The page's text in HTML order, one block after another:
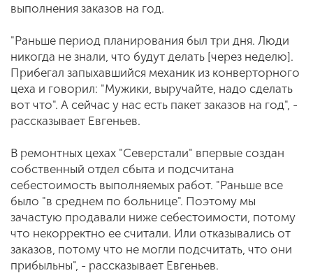
выполнения заказов на год.
"Раньше период планирования был три дня. Люди
никогда не знали, что будут делать [через неделю].
Прибегал запыхавшийся механик из конверторного
цеха и говорил: "Мужики, выручайте, надо сделать
вот что". А сейчас у нас есть пакет заказов на год", -
рассказывает Евгеньев.
В ремонтных цехах "Северстали" впервые создан
собственный отдел сбыта и подсчитана
себестоимость выполняемых работ. "Раньше все
было "в среднем по больнице". Поэтому мы
зачастую продавали ниже себестоимости, потому
что некорректно ее считали. Или отказывались от
заказов, потому что не могли подсчитать, что они
прибыльны", - рассказывает Евгеньев.